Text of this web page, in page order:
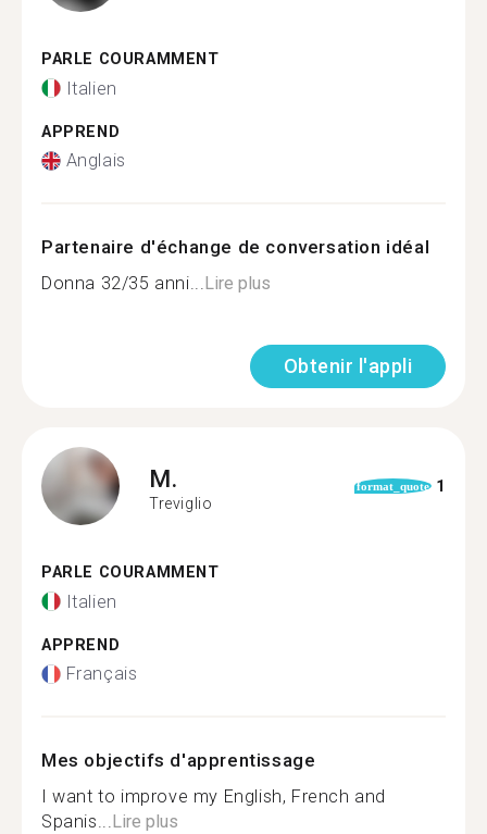
PARLE COURAMMENT
Italien
APPREND
Anglais
Partenaire d'échange de conversation idéal
Donna 32/35 anni...Lire plus
Obtenir l'appli
M.
Treviglio
format_quote 1
PARLE COURAMMENT
Italien
APPREND
Français
Mes objectifs d'apprentissage
I want to improve my English, French and
Spanis...Lire plus